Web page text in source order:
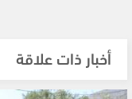
أخبار ذات علاقة